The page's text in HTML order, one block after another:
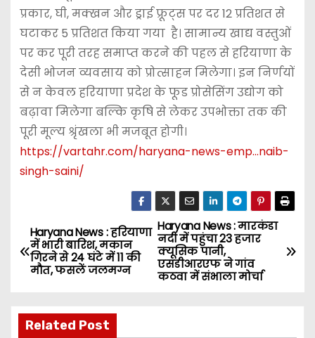
प्रकार, घी, मक्खन और ड्राई फ्रूट्स पर दर 12 प्रतिशत से
घटाकर 5 प्रतिशत किया गया है। सामान्य खाद्य वस्तुओं
पर कर पूरी तरह समाप्त करने की पहल से हरियाणा के
देसी भोजन व्यवसाय को प्रोत्साहन मिलेगा। इन निर्णयों
से न केवल हरियाणा प्रदेश के फूड प्रोसेसिंग उद्योग को
बढ़ावा मिलेगा बल्कि कृषि से लेकर उपभोक्ता तक की
पूरी मूल्य श्रृंखला भी मजबूत होगी।
https://vartahr.com/haryana-news-emp…naib-
singh-saini/
P
o
t
Haryana News : मारकंडा
नदी में पहुंचा 23 हजार
क्यूसिक पानी,
एसडीआरएफ ने गांव
कठवा में संभाला मोर्चा
Haryana News : हरियाणा
में भारी बारिश, मकान
गिरने से 24 घंटे में 11 की
मौत, फसलें जलमग्न
Related Post